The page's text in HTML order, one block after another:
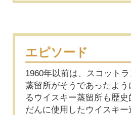
エピソード
1960年以前は、スコット
蒸留所がそうであったよ
るウイスキー蒸留所も歴
だんに使用したウイスキー